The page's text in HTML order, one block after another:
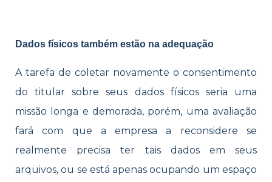
Dados físicos também estão na adequação
A tarefa de coletar novamente o consentimento
do titular sobre seus dados físicos seria uma
missão longa e demorada, porém, uma avaliação
fará com que a empresa a reconsidere se
realmente precisa ter tais dados em seus
arquivos, ou se está apenas ocupando um espaço